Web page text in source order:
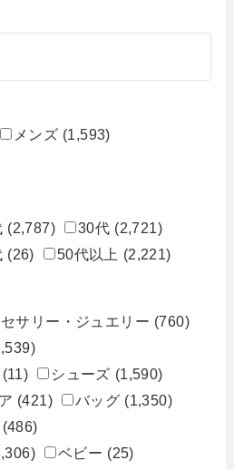
メンズ (1,593)
(2,787) 30代 (2,721)
(26) 50代以上 (2,221)
サリー・ジュエリー (760)
(11) シューズ (1,590)
(421) バッグ (1,350)
(486)
ベビー (25)